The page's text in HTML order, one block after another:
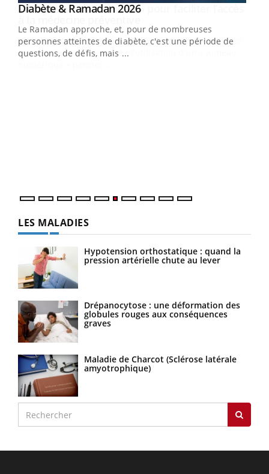
Youtube
Diabète & Ramadan 2026Youtube
Le Ramadan approche, et, pour de nombreuses
personnes atteintes de diabète, c'est une période de
questions, de défis, mais ...
Youtube
Un « jumeau numérique » pour faciliter l’accès
Un établissement lié à un groupe mutualiste innove en
matière de bilan de santé : l'utilisation d'un « jumeau
LES MALADIES
Hypotension orthostatique : quand la
pression artérielle chute au lever
Drépanocytose : une déformation des
globules rouges aux conséquences
graves
Maladie de Charcot (Sclérose latérale
amyotrophique)